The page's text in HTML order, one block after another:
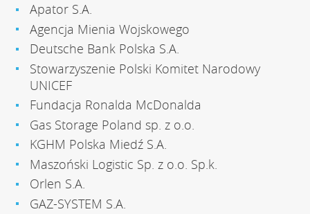
Apator S.A.
Agencja Mienia Wojskowego
Deutsche Bank Polska S.A.
Stowarzyszenie Polski Komitet Narodowy
UNICEF
Fundacja Ronalda McDonalda
Gas Storage Poland sp. z o.o.
KGHM Polska Miedź S.A.
Maszoński Logistic Sp. z o.o. Sp.k.
Orlen S.A.
GAZ-SYSTEM S.A.